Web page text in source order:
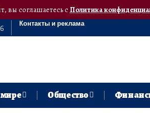
вы соглашаетесь сПолитика
Контакты и реклама
Общество